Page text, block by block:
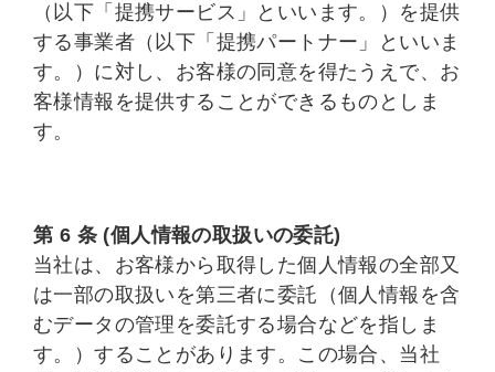
（以下「提携サービス」といいます。）を提供
する事業者（以下「提携パートナー」といいま
す。）に対し、お客様の同意を得たうえで、お
客様情報を提供することができるものとしま
す。
第 6 条 (個人情報の取扱いの委託)
当社は、お客様から取得した個人情報の全部又
は一部の取扱いを第三者に委託（個人情報を含
むデータの管理を委託する場合などを指しま
す。）することがあります。この場合、当社